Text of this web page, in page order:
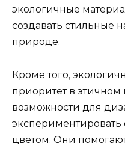
экологичные
создавать стильные
природе.
Кроме того,
приоритет в
возможности для
экспериментировать
цветом. Они